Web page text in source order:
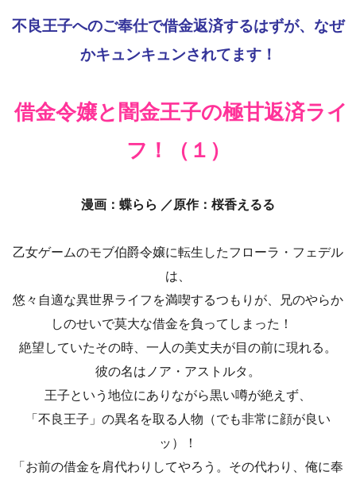
不良王子へのご奉仕で借金返済するはずが、なぜ
かキュンキュンされてます！
借金令嬢と闇金王子の極甘返済ライ
フ！（１）
漫画：蝶らら ／原作：桜香えるる
乙女ゲームのモブ伯爵令嬢に転生したフローラ・フェデル
は、
悠々自適な異世界ライフを満喫するつもりが、兄のやらか
しのせいで莫大な借金を負ってしまった！
絶望していたその時、一人の美丈夫が目の前に現れる。
彼の名はノア・アストルタ。
王子という地位にありながら黒い噂が絶えず、
「不良王子」の異名を取る人物（でも非常に顔が良い
ッ）！
「お前の借金を肩代わりしてやろう。その代わり、俺に奉